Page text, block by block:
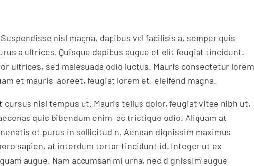
nisl magna, dapibus vel facilisis a, semper quis
a ultrices. Quisque dapibus augue et elit feugiat tincidunt.
ultrices, sed malesuada odio luctus. Mauris consectetur lorem
et mauris laoreet, feugiat lorem et, eleifend magna.
cursus nisl tempus ut. Mauris tellus dolor, feugiat vitae nibh ut,
quis bibendum enim, ac tristique odio. Aliquam at
et purus in sollicitudin. Aenean dignissim maximus
sapien, at interdum tortor tincidunt id. Integer ut ex
augue. Nam accumsan mi urna, nec dignissim augue